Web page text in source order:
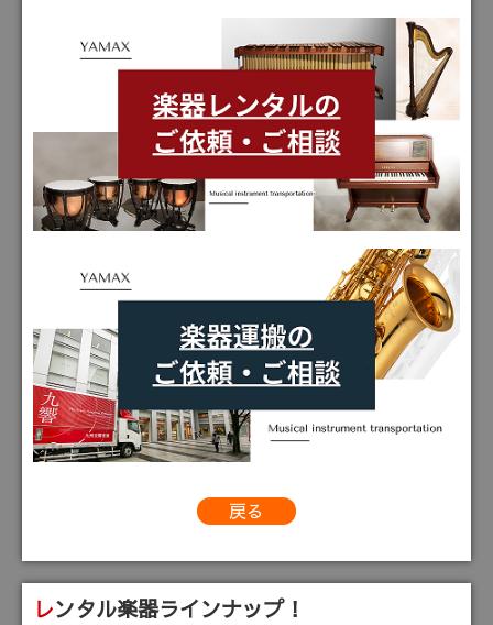
戻る
レンタル楽器ラインナップ！